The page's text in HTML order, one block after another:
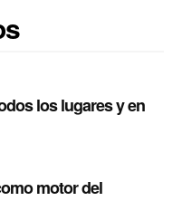
los lugares y en
motor del